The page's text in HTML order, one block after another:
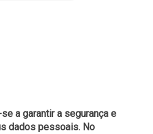
a garantir a segurança e
dados pessoais. No